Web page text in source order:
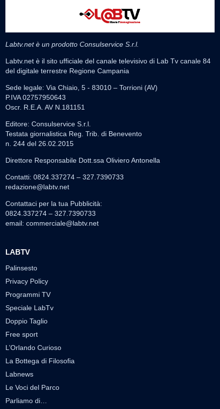
Labtv.net è un prodotto Consulservice S.r.l.
Labtv.net è il sito ufficiale del canale televisivo di Lab Tv canale 84
del digitale terrestre Regione Campania
Sede legale: Via Chiaio, 5 - 83010 – Torrioni (AV)
P.IVA 02757950643
Oscr. R.E.A. AV N.181151
Editore: Consulservice S.r.l.
Testata giornalistica Reg. Trib. di Benevento
n. 244 del 26.02.2015
Direttore Responsabile Dott.ssa Oliviero Antonella
Contatti: 0824.337274 – 327.7390733
redazione@labtv.net
Contattaci per la tua Pubblicità:
0824.337274 – 327.7390733
email: commerciale@labtv.net
LABTV
Palinsesto
Privacy Policy
Programmi TV
Speciale LabTv
Doppio Taglio
Free sport
L’Orlando Curioso
La Bottega di Filosofia
Labnews
Le Voci del Parco
Parliamo di…